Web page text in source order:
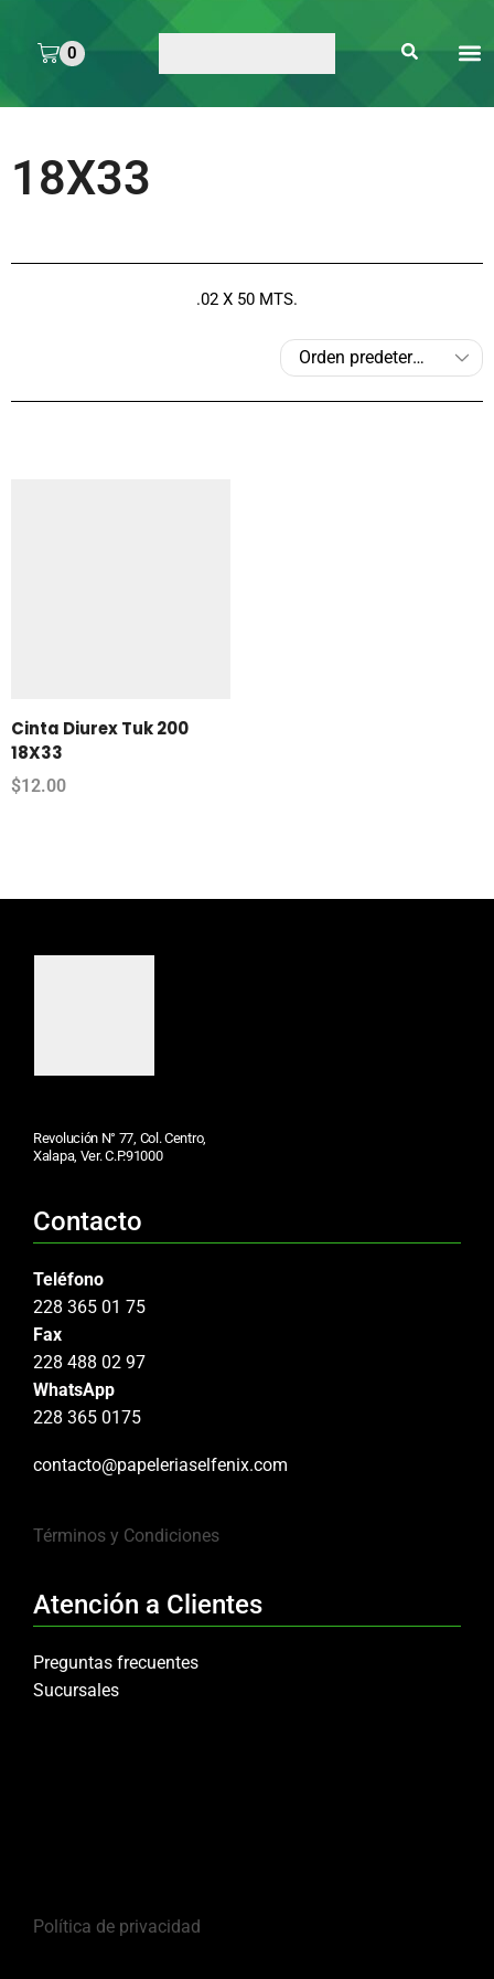
0
18X33
.02 X 50 MTS.
Cinta Diurex Tuk 200
18X33
$12.00
Revolución N° 77, Col. Centro,
Xalapa, Ver. C.P.91000
Contacto
Teléfono
228 365 01 75
Fax
228 488 02 97
WhatsApp
228 365 0175
contacto@papeleriaselfenix.com
Términos y Condiciones
Atención a Clientes
Preguntas frecuentes
Sucursales
Política de privacidad